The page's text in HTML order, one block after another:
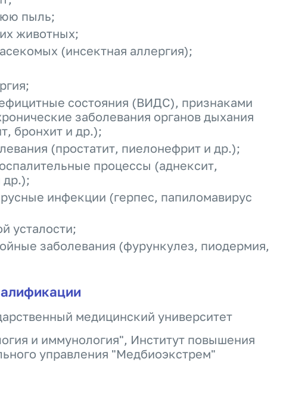
пыль;
животных;
(инсектная аллергия);
состояния (ВИДС), признаками
заболевания органов дыхания
бронхит и др.);
(простатит, пиелонефрит и др.);
процессы (аднексит,
др.);
инфекции (герпес, папиломавирус
усталости;
заболевания (фурункулез, пиодермия,
медицинский университет
и иммунология", Институт повышения
управления "Медбиоэкстрем"